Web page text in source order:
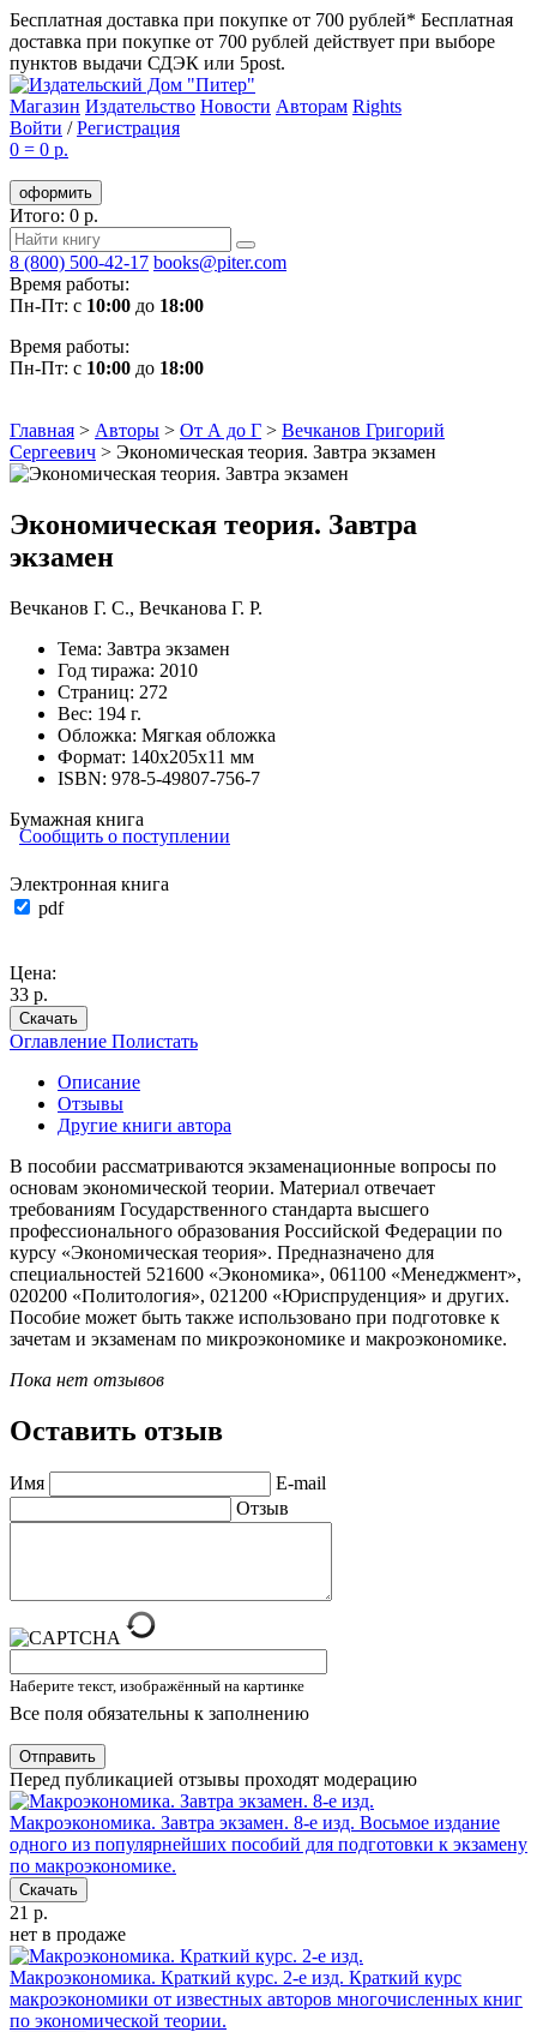
Бесплатная доставка при покупке от 700 рублей* Бесплатная
доставка при покупке от 700 рублей действует при выборе
пунктов выдачи СДЭК или 5post.
Магазин Издательство Новости Авторам Rights
Войти /Регистрация
0 = 0 р.
оформить
Итого: 0 р.
8 (800) 500-42-17 books@piter.com
Время работы:
Пн-Пт: с 10:00 до 18:00
Время работы:
Пн-Пт: с 10:00 до 18:00
Главная > Авторы > От А до Г > Вечканов Григорий
Сергеевич > Экономическая теория. Завтра экзамен
Экономическая теория. Завтра
экзамен
Вечканов Г. С., Вечканова Г. Р.
Тема: Завтра экзамен
Год тиража: 2010
Страниц: 272
Вес: 194 г.
Обложка: Мягкая обложка
Формат: 140х205х11 мм
ISBN: 978-5-49807-756-7
Бумажная книга
Сообщить о поступлении
Электронная книга
pdf
Цена:
33 р.
Скачать
Оглавление Полистать
Описание
Отзывы
Другие книги автора
В пособии рассматриваются экзаменационные вопросы по
основам экономической теории. Материал отвечает
требованиям Государственного стандарта высшего
профессионального образования Российской Федерации по
курсу «Экономическая теория». Предназначено для
специальностей 521600 «Экономика», 061100 «Менеджмент»,
020200 «Политология», 021200 «Юриспруденция» и других.
Пособие может быть также использовано при подготовке к
зачетам и экзаменам по микроэкономике и макроэкономике.
Пока нет отзывов
Оставить отзыв
Имя
E-mail
Отзыв
Наберите текст, изображённый на картинке
Все поля обязательны к заполнению
Отправить
Перед публикацией отзывы проходят модерацию
Макроэкономика. Завтра экзамен. 8-е изд. Восьмое издание
одного из популярнейших пособий для подготовки к экзамену
по макроэкономике.
Скачать
21 р.
нет в продаже
Макроэкономика. Краткий курс. 2-е изд. Краткий курс
макроэкономики от известных авторов многочисленных книг
по экономической теории.